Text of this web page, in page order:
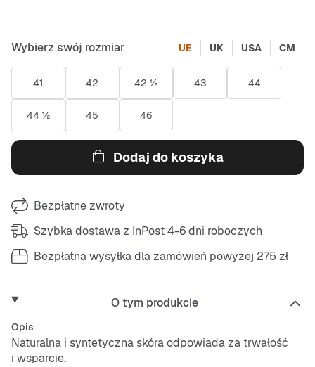
Wybierz swój rozmiar UE UK USA CM
41 42 42 ½ 43 44
44 ½ 45 46
Dodaj do koszyka
Bezpłatne zwroty
Szybka dostawa z InPost 4-6 dni roboczych
Bezpłatna wysyłka dla zamówień powyżej 275 zł
O tym produkcie
Opis
Naturalna i syntetyczna skóra odpowiada za trwałość
i wsparcie.